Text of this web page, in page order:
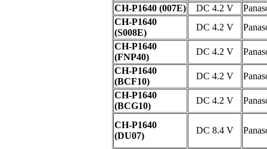
CH-P1640 (007E)
DC 4.2 V
CH-P1640
(S008E)
DC 4.2 V
CH-P1640
(FNP40)
DC 4.2 V
CH-P1640
(BCF10)
DC 4.2 V
CH-P1640
(BCG10)
DC 4.2 V
CH-P1640
(DU07)
DC 8.4 V